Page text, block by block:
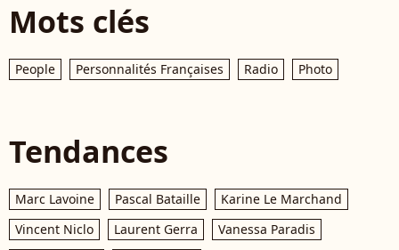
Mots clés
People Personnalités Françaises Radio Photo
Tendances
Marc Lavoine Pascal Bataille
Karine Le Marchand
Vincent Niclo
Laurent Gerra
Vanessa Paradis